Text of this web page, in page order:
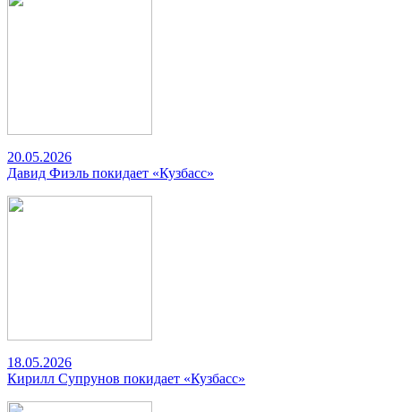
20.05.2026
Давид Фиэль покидает «Кузбасс»
18.05.2026
Кирилл Супрунов покидает «Кузбасс»